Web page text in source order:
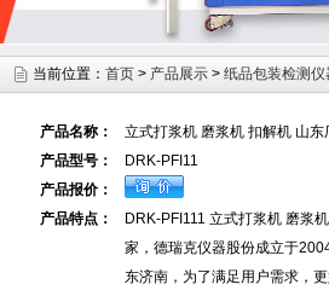
当前位置： 首页 > 产品展示 > 纸品包装检测仪
产品名称：
立式打浆机 磨浆机 扣解机 山东
产品型号：
DRK-PFI11
产品报价：
产品特点：
DRK-PFI111 立式打浆机 磨浆
家，德瑞克仪器股份成立于
东济南，为了满足用户需求，